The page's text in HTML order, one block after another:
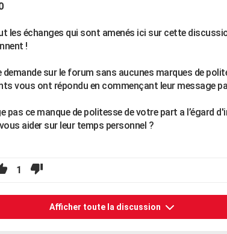
les échanges qui sont amenés ici sur cette
!
sur le forum sans aucunes marques de
vous ont répondu en commençant leur message
pas ce manque de politesse de votre part a l’égard
aider sur leur temps personnel ?
1
Afficher toute la discussion